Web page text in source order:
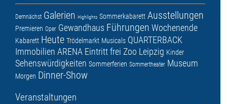
Demnächst Galerien Highlights Sommerkabarett Ausstellungen
Premieren Oper Gewandhaus Führungen Wochenende
Kabarett Heute Trödelmarkt Musicals QUARTERBACK
Immobilien ARENA Eintritt frei Zoo Leipzig Kinder
Sehenswürdigkeiten Sommerferien Sommertheater Museum
Morgen Dinner-Show
Veranstaltungen